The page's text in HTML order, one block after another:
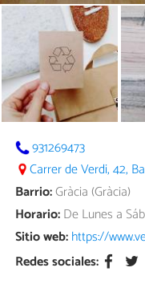
931269473
Carrer de Verdi, 42,
Barrio:Gràcia (Gràcia)
Horario:De Lunes a
Sitio web:https://
Redes sociales: